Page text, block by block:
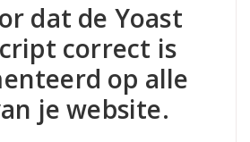
dat de Yoast
correct is
op alle
je website.